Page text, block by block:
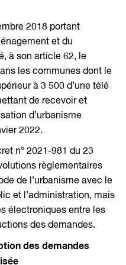
2018 portant
et du
à son article 62, le
les communes dont le
à 3 500 d’une télé
de recevoir et
d’urbanisme
2022.
n° 2021-981 du 23
règlementaires
de l’urbanisme avec le
et l’administration, mais
électroniques entre les
des demandes.
des demandes